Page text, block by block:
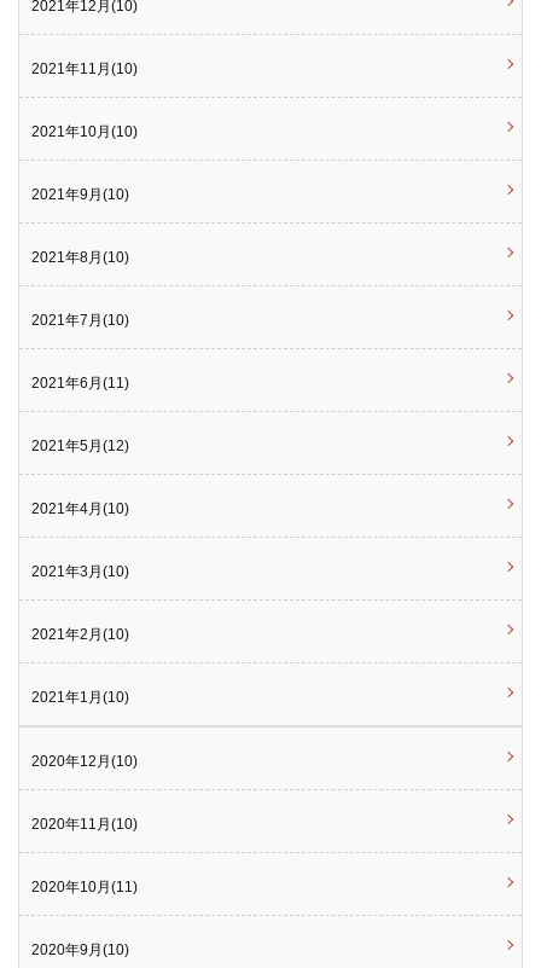
2021年12月(10)
2021年11月(10)
2021年10月(10)
2021年9月(10)
2021年8月(10)
2021年7月(10)
2021年6月(11)
2021年5月(12)
2021年4月(10)
2021年3月(10)
2021年2月(10)
2021年1月(10)
2020年12月(10)
2020年11月(10)
2020年10月(11)
2020年9月(10)